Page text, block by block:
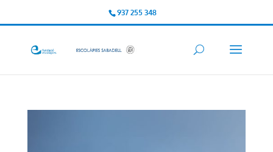
937 255 348